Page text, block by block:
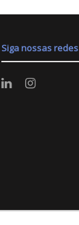
Siga nossas redes